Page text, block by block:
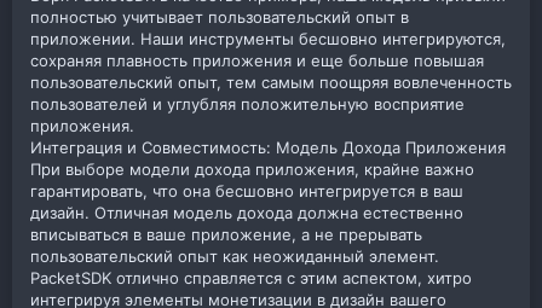
полностью учитывает пользовательский опыт в
приложении. Наши инструменты бесшовно интегрируются,
сохраняя плавность приложения и еще больше повышая
пользовательский опыт, тем самым поощряя вовлеченность
пользователей и углубляя положительную восприятие
приложения.
Интеграция и Совместимость: Модель Дохода Приложения
При выборе модели дохода приложения, крайне важно
гарантировать, что она бесшовно интегрируется в ваш
дизайн. Отличная модель дохода должна естественно
вписываться в ваше приложение, а не прерывать
пользовательский опыт как неожиданный элемент.
PacketSDK отлично справляется с этим аспектом, хитро
интегрируя элементы монетизации в дизайн вашего